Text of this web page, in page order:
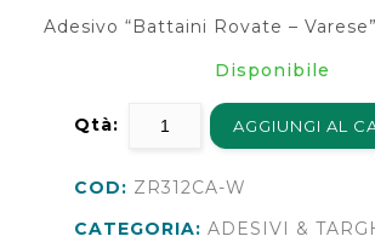
Adesivo “Battaini Rovate –
Disponibile
Qtà: AGGIUNGI AL
COD: ZR312CA-W
CATEGORIA: ADESIVI &